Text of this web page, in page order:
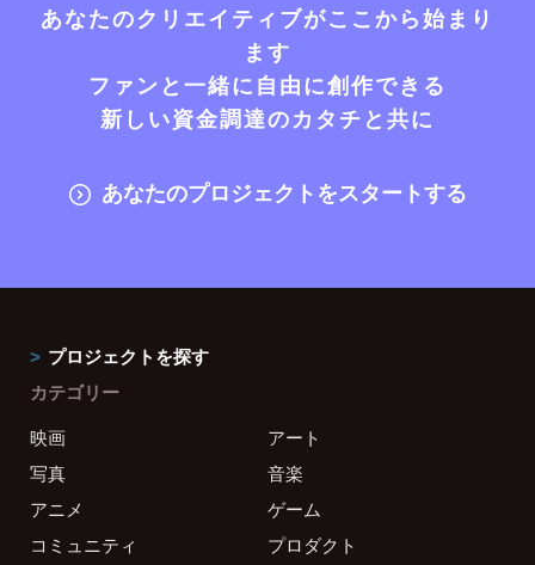
あなたのクリエイティブがここから始まり
ます
ファンと一緒に自由に創作できる
新しい資金調達のカタチと共に
あなたのプロジェクトをスタートする
プロジェクトを探す
カテゴリー
映画
アート
写真
音楽
アニメ
ゲーム
コミュニティ
プロダクト